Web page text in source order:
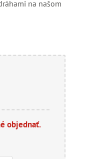
na našom
objednať.